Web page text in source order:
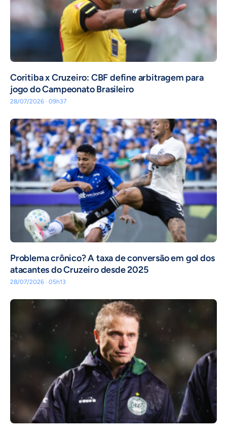
Coritiba x Cruzeiro: CBF define arbitragem para
jogo do Campeonato Brasileiro
28/07/2026 · 09h37
Problema crônico? A taxa de conversão em gol dos
atacantes do Cruzeiro desde 2025
28/07/2026 · 05h13